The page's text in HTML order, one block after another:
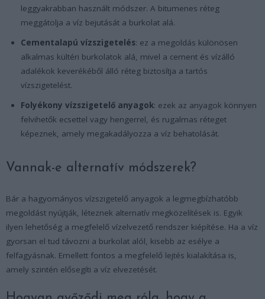
leggyakrabban használt módszer. A bitumenes réteg
meggátolja a víz bejutását a burkolat alá.
Cementalapú vízszigetelés: ez a megoldás különösen
alkalmas kültéri burkolatok alá, mivel a cement és vízálló
adalékok keverékéből álló réteg biztosítja a tartós
vízszigetelést.
Folyékony vízszigetelő anyagok: ezek az anyagok könnyen
felvihetők ecsettel vagy hengerrel, és rugalmas réteget
képeznek, amely megakadályozza a víz behatolását.
Vannak-e alternatív módszerek?
Bár a hagyományos vízszigetelő anyagok a legmegbízhatóbb
megoldást nyújtják, léteznek alternatív megközelítések is. Egyik
ilyen lehetőség a megfelelő vízelvezető rendszer kiépítése. Ha a víz
gyorsan el tud távozni a burkolat alól, kisebb az esélye a
felfagyásnak. Emellett fontos a megfelelő lejtés kialakítása is,
amely szintén elősegíti a víz elvezetését.